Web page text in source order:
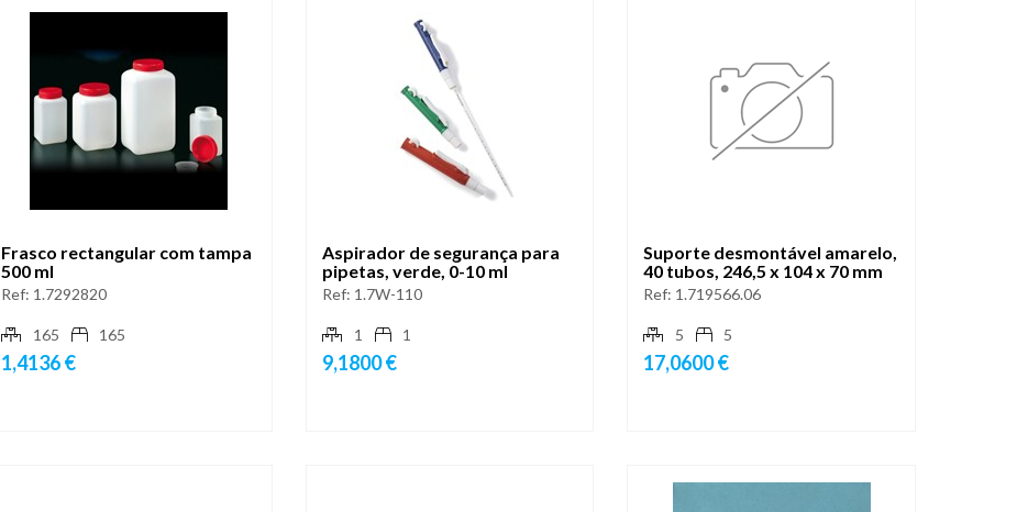
Frasco rectangular com tampa
500 ml
Ref: 1.7292820
165 165
1,4136 €
Aspirador de segurança para
pipetas, verde, 0-10 ml
Ref: 1.7W-110
1 1
9,1800 €
Suporte desmontável amarelo,
40 tubos, 246,5 x 104 x 70 mm
Ref: 1.719566.06
5 5
17,0600 €